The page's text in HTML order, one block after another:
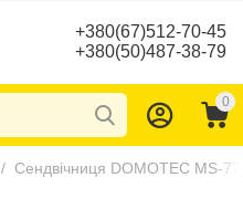
+380(67)512-70-45
+380(50)487-38-79
0
/ Сендвічниця DOMOTEC MS-